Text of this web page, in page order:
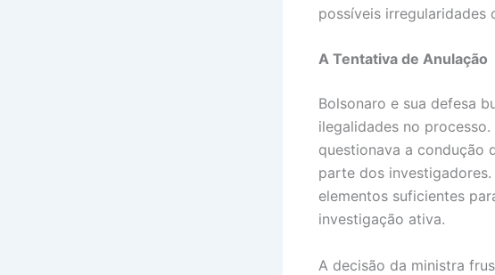
possíveis irregularidades
A Tentativa de Anulação
Bolsonaro e sua defesa
ilegalidades no
questionava a condução
parte dos
elementos suficientes
investigação ativa.
A decisão da ministra